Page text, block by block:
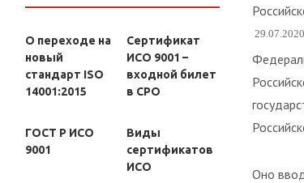
О переходе на
новый
стандарт ISO
14001:2015
Сертификат
ИСО 9001 –
входной билет
в СРО
ГОСТ Р ИСО
9001
Виды
сертификатов
ИСО
29.07.2020
Оно